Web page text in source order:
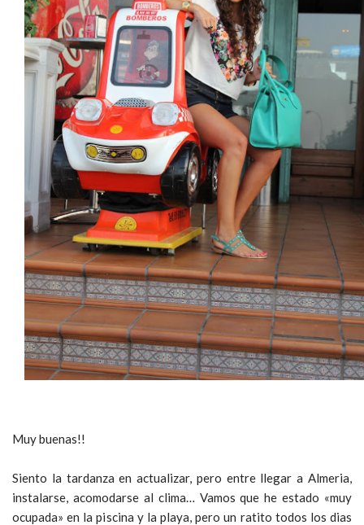
Muy buenas!!
Siento la tardanza en actualizar, pero entre llegar a Almeria,
instalarse, acomodarse al clima… Vamos que he estado «muy
ocupada» en la piscina y la playa, pero un ratito todos los dias